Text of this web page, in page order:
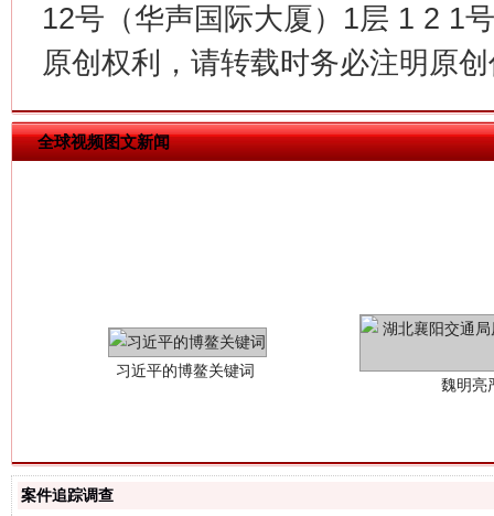
12号（华声国际大厦）1层 1 2 1
原创权利，请转载时务必注明原
全球视频图文新闻
案件追踪调查